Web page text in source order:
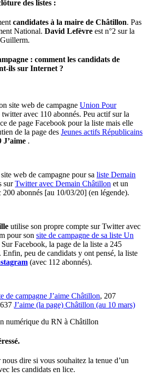
des listes :
candidates à la maire de Châtillon. Pas
National. David Lefèvre est n°2 sur la
: comment les candidats de
ils sur Internet ?
site web de campagne Union Pour
avec 110 abonnés. Peu actif sur la
de page Facebook pour la liste mais elle
de la page des Jeunes actifs Républicains
J’aime .
web de campagne pour sa liste Demain
surTwitter avec Demain Châtillon et un
200 abonnés [au 10/03/20] (en légende).
utilise son propre compte sur Twitter avec
pour son site de campagne de sa liste Un
Sur Facebook, la page de la liste a 245
peu de candidats y ont pensé, la liste
(avec 112 abonnés).
de campagne J’aime Châtillon, 207
J’aime (la page) Châtillon (au 10 mars)
numérique du RN à Châtillon
nous dire si vous souhaitez la tenue d’un
les candidats en lice.